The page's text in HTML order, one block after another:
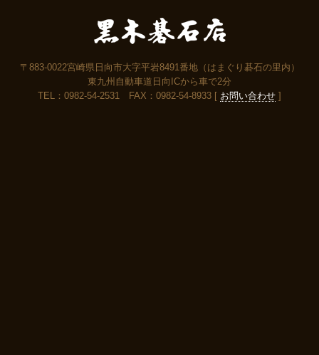
〒883-0022宮崎県日向市大字平岩8491番地（はまぐり碁石の里内）
東九州自動車道日向ICから車で2分
TEL：0982-54-2531 FAX：0982-54-8933 [ お問い合わせ ]